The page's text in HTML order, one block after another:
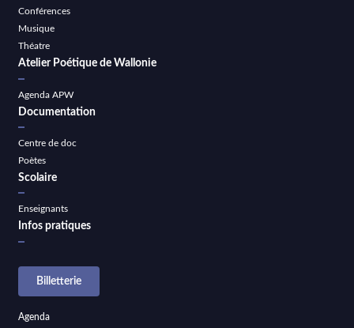
Conférences
Musique
Théatre
Atelier Poétique de Wallonie
Agenda APW
Documentation
Centre de doc
Poètes
Scolaire
Enseignants
Infos pratiques
Billetterie
Agenda